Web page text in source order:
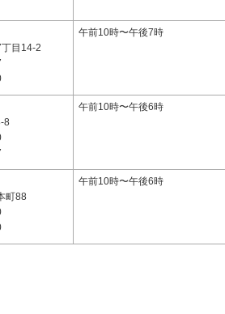
目14-2
午前10時〜午後7時
8
午前10時〜午後6時
町88
午前10時〜午後6時